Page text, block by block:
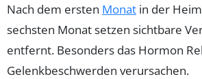
Nach dem ersten Monat in der
sechsten Monat setzen sichtbare
entfernt. Besonders das Hormon
Gelenkbeschwerden verursachen.